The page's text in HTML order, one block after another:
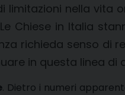
limitazioni nella
Chiese in Italia
richieda senso
in questa linea di
. Dietro i numeri